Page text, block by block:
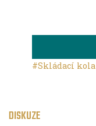
#Skládací kola
DISKUZE